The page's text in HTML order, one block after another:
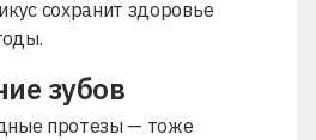
сохранит здоровье
зубов
протезы — тоже